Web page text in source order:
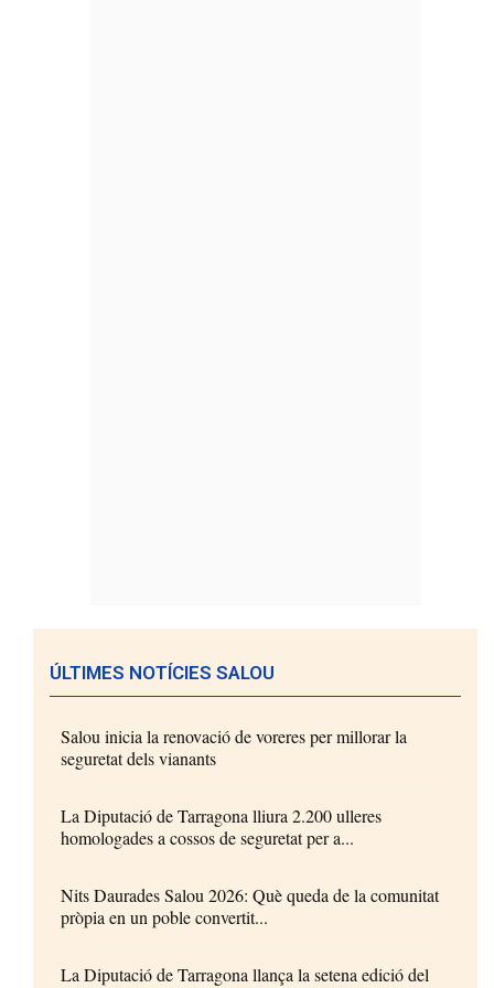
ÚLTIMES NOTÍCIES SALOU
Salou inicia la renovació de voreres per millorar la
seguretat dels vianants
La Diputació de Tarragona lliura 2.200 ulleres
homologades a cossos de seguretat per a...
Nits Daurades Salou 2026: Què queda de la comunitat
pròpia en un poble convertit...
La Diputació de Tarragona llança la setena edició del